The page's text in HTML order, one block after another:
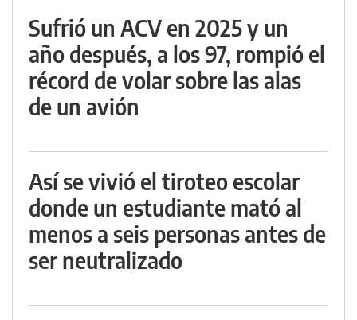
Sufrió un ACV en 2025 y un
año después, a los 97, rompió el
récord de volar sobre las alas
de un avión
Así se vivió el tiroteo escolar
donde un estudiante mató al
menos a seis personas antes de
ser neutralizado